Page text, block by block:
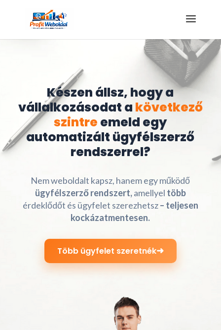
Készen állsz, hogy a
vállalkozásodat a következő
szintre emeld egy
automatizált ügyfélszerző
rendszerrel?
Nem weboldalt kapsz, hanem egy működő
ügyfélszerző rendszert,amellyel több
érdeklődőt és ügyfelet szerezhetsz– teljesen
kockázatmentesen.
Több ügyfelet szeretnék➜